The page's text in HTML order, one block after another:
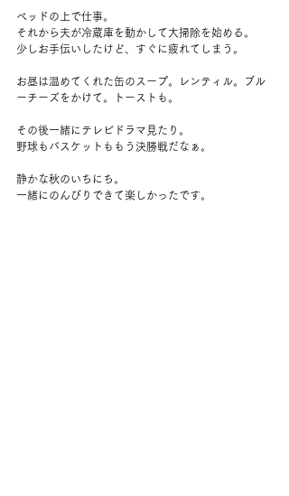
ベッドの上で仕事。
それから夫が冷蔵庫を動かして大掃除を始める。
少しお手伝いしたけど、すぐに疲れてしまう。
お昼は温めてくれた缶のスープ。レンティル。ブル
ーチーズをかけて。トーストも。
その後一緒にテレビドラマ見たり。
野球もバスケットももう決勝戦だなぁ。
静かな秋のいちにち。
一緒にのんびりできて楽しかったです。